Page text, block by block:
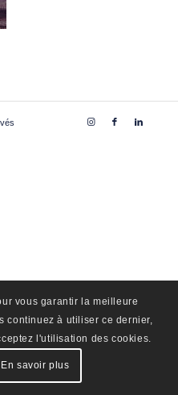
vous garantir la meilleure
continuez à utiliser ce dernier,
l'utilisation des cookies.
En savoir plus